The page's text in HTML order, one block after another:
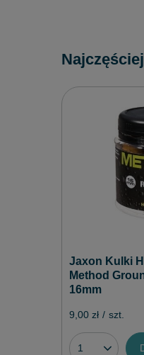
Jaxon Kulki
Method
16mm
9,00 zł / szt.